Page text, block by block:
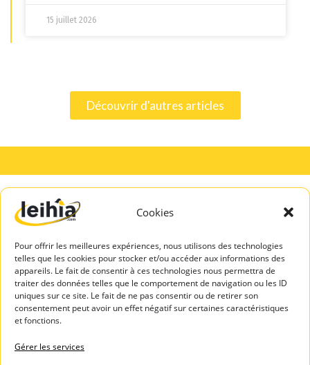
Cookies
Pour offrir les meilleures expériences, nous utilisons des technologies
telles que les cookies pour stocker et/ou accéder aux informations des
appareils. Le fait de consentir à ces technologies nous permettra de
traiter des données telles que le comportement de navigation ou les ID
uniques sur ce site. Le fait de ne pas consentir ou de retirer son
consentement peut avoir un effet négatif sur certaines caractéristiques
et fonctions.
Gérer les services
15 juillet 2026
Découvrir d'autres articles
A PROPOS
Mentions légales
Politique de
confidentialité
Blog Leihia
Espace Candidats
Leihia – Bilan de
compétences
Leihia – Coaching